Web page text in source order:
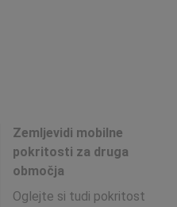
Zemljevidi mobilne
pokritosti za druga
območja
Oglejte si tudi pokritost